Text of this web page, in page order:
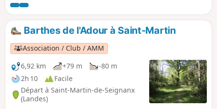
exubérante des zones humides au green
parfaitement lisse du golf.
Barthes de l'Adour à Saint-Martin
Association / Club / AMM
6,92 km
+79 m
-80 m
2h 10
Facile
Départ à Saint-Martin-de-Seignanx
(Landes)